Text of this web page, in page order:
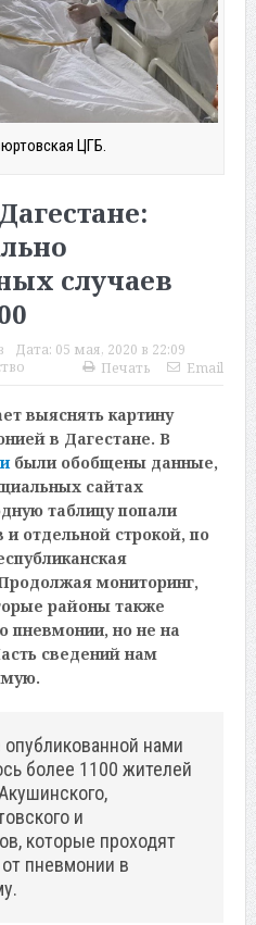
ЦГБ.
случаев
Дата: 05 мая, 2020 в 22:09
Печать Email
выяснять картину
в Дагестане. В
были обобщены данные,
сайтах
таблицу попали
и отдельной строкой, по
мониторинг,
районы также
пневмонии, но не на
сведений нам
нами
более 1100 жителей
и
которые проходят
пневмонии в